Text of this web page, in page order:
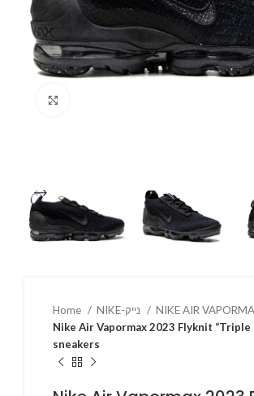
Home
NIKE AIR
Nike Air Vapormax 2023 Flyknit “Triple
sneakers